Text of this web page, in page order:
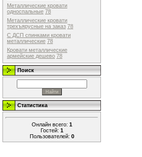
Металлические кровати
односпальные 78
Металлические кровати
трехъярусные на заказ 78
С ДСП спинками кровати
металлические 78
Кровати металлические
армейские дешево 78
Поиск
Статистика
Онлайн всего: 1
Гостей: 1
Пользователей: 0